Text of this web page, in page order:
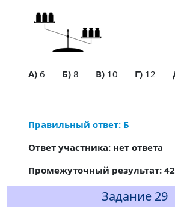
A)6 Б)8 В)10 Г)12
Правильный ответ: Б
Ответ участника: нет ответа
Промежуточный результат:
Задание 29